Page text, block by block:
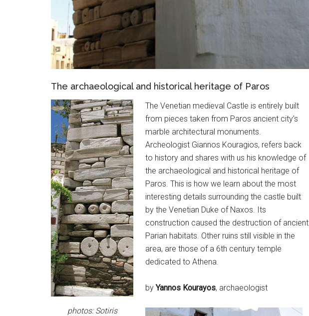
The archaeological and historical heritage of Paros
photos: Sotiris
The Venetian medieval Castle is entirely built
from pieces taken from Paros ancient city’s
marble architectural monuments.
Archeologist Giannos Kouragios, refers back
to history and shares with us his knowledge of
the archaeological and historical heritage of
Paros. This is how we learn about the most
interesting details surrounding the castle built
by the Venetian Duke of Naxos. Its
construction caused the destruction of ancient
Parian habitats. Other ruins still visible in the
area, are those of a 6th century temple
dedicated to Athena.
byYannos Kourayos, archaeologist